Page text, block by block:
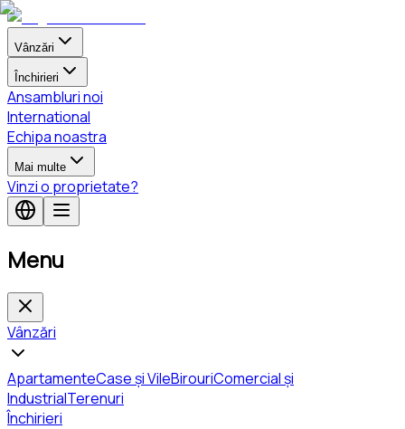
Vânzări
Închirieri
Ansambluri noi
International
Echipa noastra
Mai multe
Vinzi o proprietate?
Menu
Vânzări
ApartamenteCase și VileBirouriComercial și
IndustrialTerenuri
Închirieri